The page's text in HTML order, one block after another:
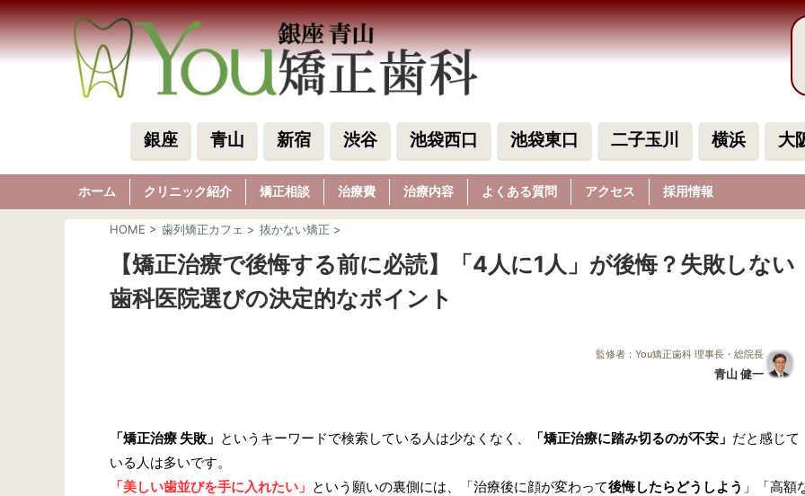
銀座 青山 新宿 渋谷 池袋西口 池袋東口 二子玉川 横浜 大
ホーム クリニック紹介 矯正相談 治療費 治療内容 よくある質問 アクセス 採用情報
HOME > 歯列矯正カフェ > 抜かない矯正 >
【矯正治療で後悔する前に必読】「4人に1人」が後悔？失敗しない
歯科医院選びの決定的なポイント
監修者：You矯正歯科 理事長・総院長
青山 健一
「矯正治療 失敗」 というキーワードで検索している人は少なくなく、 「矯正治療に踏み切るのが不安」 だと感じて
いる人は多いです。
「美しい歯並びを手に入れたい」 という願いの裏側には、「治療後に顔が変わって後悔したらどうしよう 」「高額